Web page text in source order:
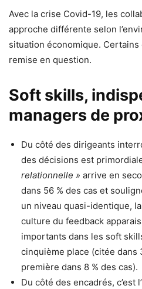
Avec la crise Covid-19, les
approche différente selon
situation économique.
remise en question.
Soft skills,
managers de
Du côté des dirigeants
des décisions est
relationnelle » arrive en
dans 56 % des cas et
un niveau quasi-identique,
culture du feedback
importants dans les soft
cinquième place (citée dans
première dans 8 % des cas).
Du côté des encadrés, c’est